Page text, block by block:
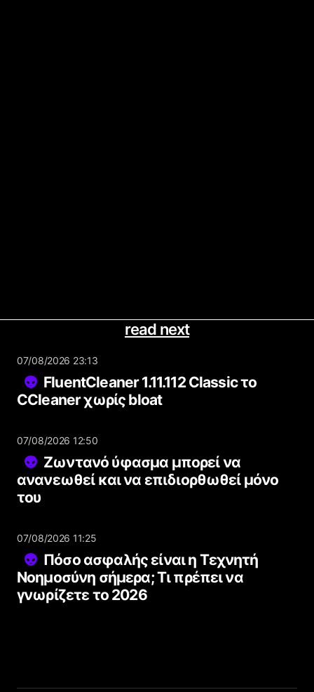
read next
07/08/2026 23:13
FluentCleaner 1.11.112 Classic το
CCleaner χωρίς bloat
07/08/2026 12:50
Ζωντανό ύφασμα μπορεί να
ανανεωθεί και να επιδιορθωθεί μόνο
του
07/08/2026 11:25
Πόσο ασφαλής είναι η Τεχνητή
Νοημοσύνη σήμερα; Τι πρέπει να
γνωρίζετε το 2026